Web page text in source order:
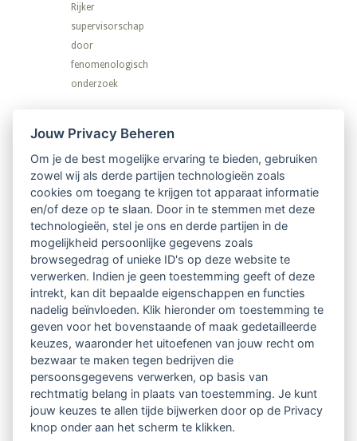
Rijker
supervisorschap
door
fenomenologisch
onderzoek
Nieuwsbrief
Ontvang 10 x per jaar de LVSC-
relatienieuwsbrief met o.a.:
vrij toegankelijke TsvB-artikelen
nieuws op het vlak van professioneel
begeleiden
informatie over LVSC-activiteiten
Aanmelden nieuwsbrief
Jouw Privacy Beheren
Om je de best mogelijke ervaring te bieden, gebruiken
zowel wij als derde partijen technologieën zoals
cookies om toegang te krijgen tot apparaat informatie
en/of deze op te slaan. Door in te stemmen met deze
technologieën, stel je ons en derde partijen in de
mogelijkheid persoonlijke gegevens zoals
browsegedrag of unieke ID's op deze website te
verwerken. Indien je geen toestemming geeft of deze
intrekt, kan dit bepaalde eigenschappen en functies
nadelig beïnvloeden. Klik hieronder om toestemming te
geven voor het bovenstaande of maak gedetailleerde
keuzes, waaronder het uitoefenen van jouw recht om
bezwaar te maken tegen bedrijven die
persoonsgegevens verwerken, op basis van
rechtmatig belang in plaats van toestemming. Je kunt
jouw keuzes te allen tijde bijwerken door op de Privacy
knop onder aan het scherm te klikken.